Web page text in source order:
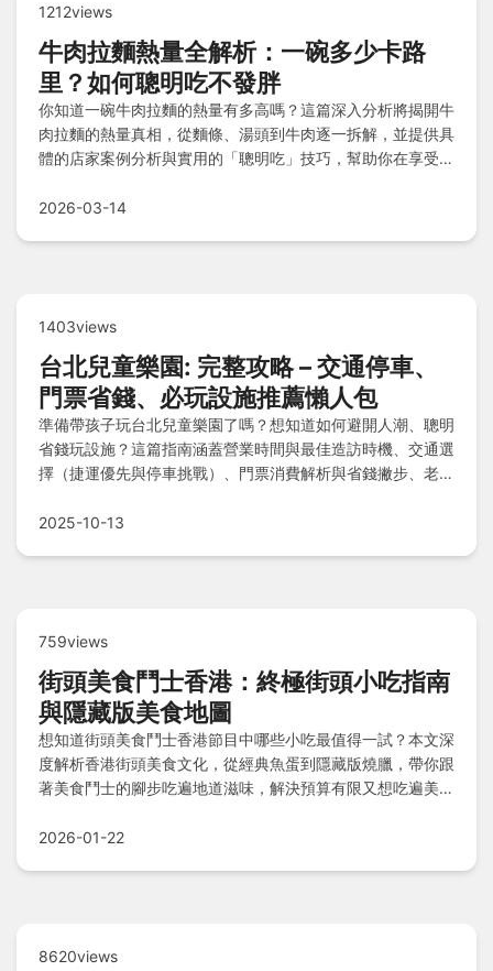
1212views
牛肉拉麵熱量全解析：一碗多少卡路
里？如何聰明吃不發胖
你知道一碗牛肉拉麵的熱量有多高嗎？這篇深入分析將揭開牛
肉拉麵的熱量真相，從麵條、湯頭到牛肉逐一拆解，並提供具
體的店家案例分析與實用的「聰明吃」技巧，幫助你在享受美
2026-03-14
1403views
台北兒童樂園: 完整攻略 – 交通停車、
門票省錢、必玩設施推薦懶人包
準備帶孩子玩台北兒童樂園了嗎？想知道如何避開人潮、聰明
省錢玩設施？這篇指南涵蓋營業時間與最佳造訪時機、交通選
擇（捷運優先與停車挑戰）、門票消費解析與省錢撇步、老少
周邊住宿建議，以及實用注意事項和Q&A解答，讓你一次掌
2025-10-13
759views
街頭美食鬥士香港：終極街頭小吃指南
與隱藏版美食地圖
想知道街頭美食鬥士香港節目中哪些小吃最值得一試？本文深
度解析香港街頭美食文化，從經典魚蛋到隱藏版燒臘，帶你跟
著美食鬥士的腳步吃遍地道滋味，解決預算有限又想吃遍美食
2026-01-22
8620views